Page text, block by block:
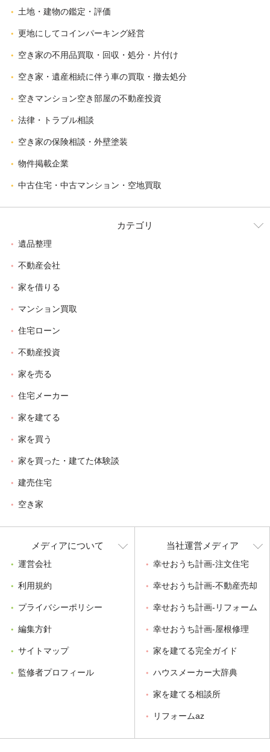
土地・建物の鑑定・評価
更地にしてコインパーキング経営
空き家の不用品買取・回収・処分・片付け
空き家・遺産相続に伴う車の買取・撤去処分
空きマンション空き部屋の不動産投資
法律・トラブル相談
空き家の保険相談・外壁塗装
物件掲載企業
中古住宅・中古マンション・空地買取
カテゴリ
遺品整理
不動産会社
家を借りる
マンション買取
住宅ローン
不動産投資
家を売る
住宅メーカー
家を建てる
家を買う
家を買った・建てた体験談
建売住宅
空き家
メディアについて
運営会社
利用規約
プライバシーポリシー
編集方針
サイトマップ
監修者プロフィール
当社運営メディア
幸せおうち計画-注文住宅
幸せおうち計画-不動産売却
幸せおうち計画-リフォーム
幸せおうち計画-屋根修理
家を建てる完全ガイド
ハウスメーカー大辞典
家を建てる相談所
リフォームaz